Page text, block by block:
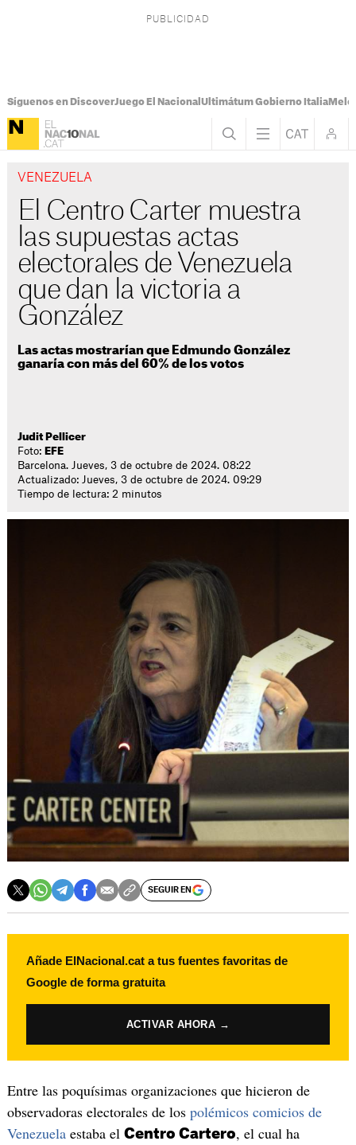
Síguenos en DiscoverJuego El Nacional Ultimátum Gobierno Italia
VENEZUELA
El Centro Carter muestra
las supuestas actas
electorales de Venezuela
que dan la victoria a
González
Las actas mostrarían que Edmundo González
ganaría con más del 60% de los votos
Judit Pellicer
Foto: EFE
Barcelona. Jueves, 3 de octubre de 2024. 08:22
Actualizado: Jueves, 3 de octubre de 2024. 09:29
Tiempo de lectura: 2 minutos
SEGUIR EN
Añade ElNacional.cat a tus fuentes favoritas de
Google de forma gratuita
ACTIVAR AHORA →
Entre las poquísimas organizaciones que hicieron de
observadoras electorales de los polémicos comicios de
Venezuelaestaba el Centro Cartero, el cual ha